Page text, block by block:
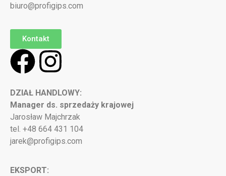
biuro@profigips.com
Kontakt
DZIAŁ HANDLOWY:
Manager ds. sprzedaży krajowej
Jarosław Majchrzak
tel. +48 664 431 104
jarek@profigips.com
EKSPORT: